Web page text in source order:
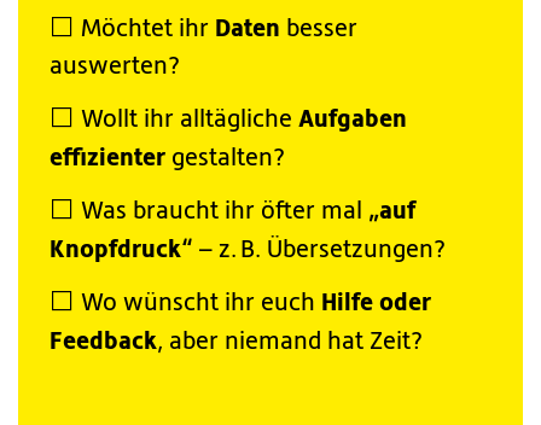
⬜️ Möchtet ihr Daten besser
auswerten?
⬜️ Wollt ihr alltägliche Aufgaben
effizientergestalten?
⬜️ Was braucht ihr öfter mal „auf
Knopfdruck“ – z. B. Übersetzungen?
⬜️ Wo wünscht ihr euch Hilfe oder
Feedback, aber niemand hat Zeit?